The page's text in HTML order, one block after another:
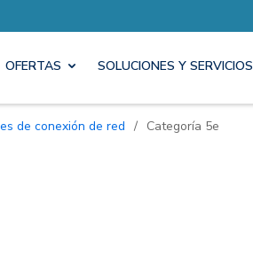
OFERTAS SOLUCIONES Y SERVICIOS
de conexión de red / Categoría 5e